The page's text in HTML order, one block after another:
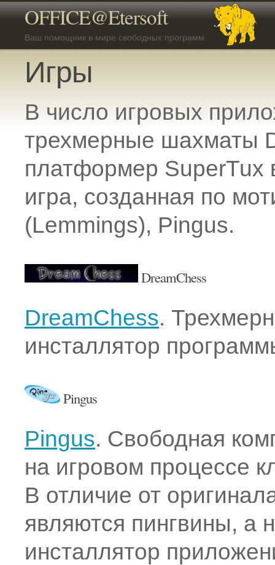
OFFICE@Etersoft
Ваш помощник в мире свободных программ
Игры
В число игровых
трехмерные шахматы
платформер SuperTux
игра, созданная по
(Lemmings), Pingus.
DreamChess
DreamChess.
инсталлятор
Pingus
Pingus. Свободная
на игровом процессе
В отличие от
являются пингвины, а
инсталлятор